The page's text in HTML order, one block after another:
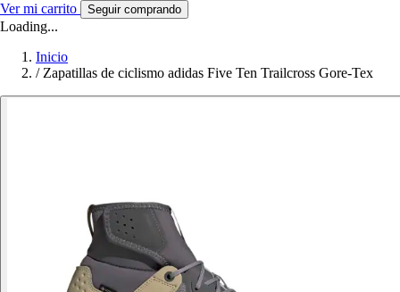
Ver mi carrito Seguir comprando
Loading...
Inicio
/ Zapatillas de ciclismo adidas Five Ten Trailcross Gore-Tex